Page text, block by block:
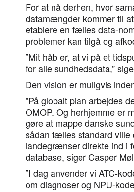
For at nå derhen, hvor
datamængder kommer til
etablere en fælles data-
problemer kan tilgå og
”Mit håb er, at vi på et
for alle sundhedsdata,”
Den vision er muligvis
”På globalt plan arbejdes
OMOP. Og herhjemme er
gøre at mappe danske
sådan fælles standard
landegrænser direkte ind i
database, siger Casper
”I dag anvender vi ATC-
om diagnoser og NPU-